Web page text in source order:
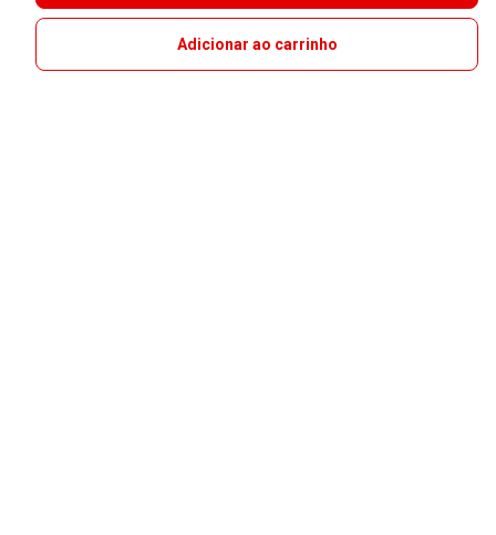
Adicionar ao carrinho